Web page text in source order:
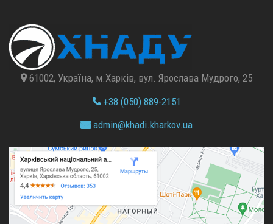
61002, Україна, м.Харків, вул. Ярослава Мудрого, 25
+38 (050) 889-2151
admin@khadi.kharkov.ua